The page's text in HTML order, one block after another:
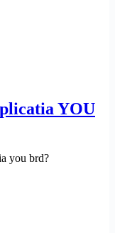
YOU
you brd?